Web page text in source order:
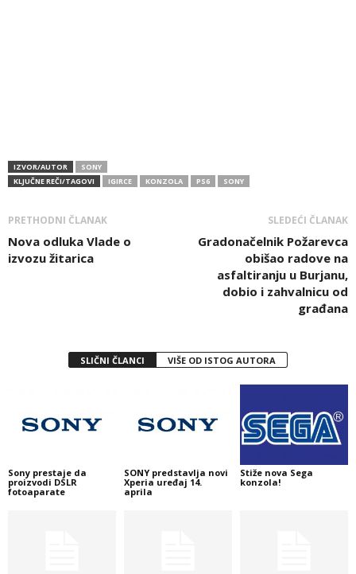
IZVOR/AUTOR
SONY
KLJUČNE REČI/TAGOVI
IGIRCE KONZOLA PS6 SONY
PRETHODNI ČLANAK
Nova odluka Vlade o
izvozu žitarica
SLEDEĆI ČLANAK
Gradonačelnik Požarevca
obišao radove na
asfaltiranju u Burjanu,
dobio i zahvalnicu od
građana
SLIČNI ČLANCI VIŠE OD ISTOG AUTORA
Sony prestaje da
proizvodi DSLR
fotoaparate
SONY predstavlja novi
Xperia uređaj 14.
aprila
Stiže nova Sega
konzola!